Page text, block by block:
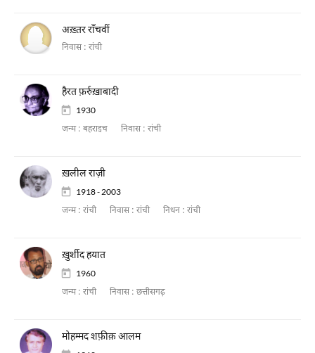
अख़्तर राँचवीं
निवास : रांची
हैरत फ़र्रुख़ाबादी
1930
जन्म : बहराइच निवास : रांची
ख़लील राज़ी
1918 - 2003
जन्म : रांची निवास : रांची निधन : रांची
ख़ुर्शीद हयात
1960
जन्म : रांची निवास : छत्तीसगढ़
मोहम्मद शफ़ीक़ आलम